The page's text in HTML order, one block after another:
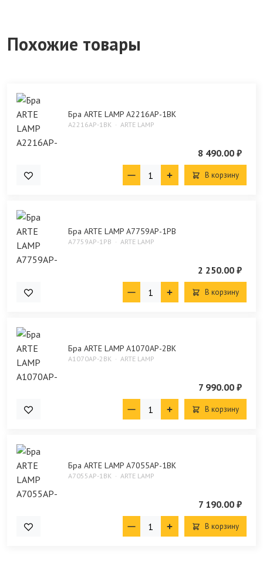
Похожие товары
Бра ARTE LAMP A2216AP-1BK
A2216AP-1BK ARTE LAMP
8 490.00 ₽
В корзину
Бра ARTE LAMP A7759AP-1PB
A7759AP-1PB ARTE LAMP
2 250.00 ₽
В корзину
Бра ARTE LAMP A1070AP-2BK
A1070AP-2BK ARTE LAMP
7 990.00 ₽
В корзину
Бра ARTE LAMP A7055AP-1BK
A7055AP-1BK ARTE LAMP
7 190.00 ₽
В корзину